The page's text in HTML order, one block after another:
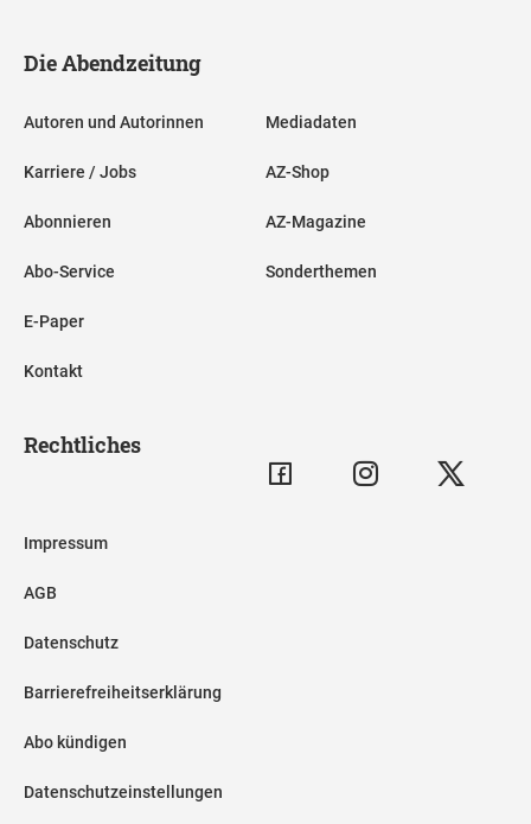
Die Abendzeitung
Autoren und Autorinnen
Karriere / Jobs
Abonnieren
Abo-Service
E-Paper
Kontakt
Mediadaten
AZ-Shop
AZ-Magazine
Sonderthemen
Rechtliches
Impressum
AGB
Datenschutz
Barrierefreiheitserklärung
Abo kündigen
Datenschutzeinstellungen